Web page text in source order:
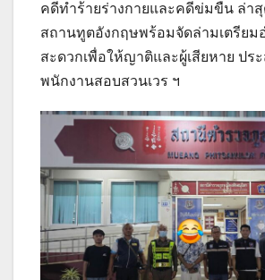
คดีทำร้ายร่างกายและคดีข่มขืน ล่า
สถานทูตอังกฤษพร้อมจัดล่ามเตรียม
สะดวกเพื่อให้ญาติและผู้เสียหาย ปร
พนักงานสอบสวนเวร ฯ